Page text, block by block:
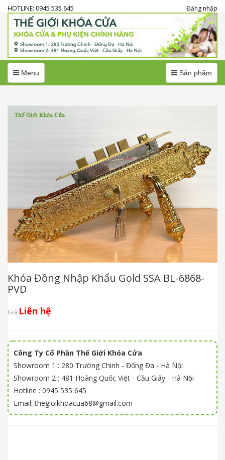
HOTLINE: 0945 535 645 Đăng nhập
MenuMenu MenuSản phẩm
Khóa Đồng Nhập Khẩu Gold SSA BL-6868-
PVD
Giá Liên hệ
Công Ty Cổ Phần Thế Giới Khóa Cửa
Showroom 1 : 280 Trường Chinh - Đống Đa - Hà Nội
Showroom 2 : 481 Hoàng Quốc Việt - Cầu Giấy - Hà Nội
Hotline : 0945 535 645
Email: thegioikhoacua68@gmail.com